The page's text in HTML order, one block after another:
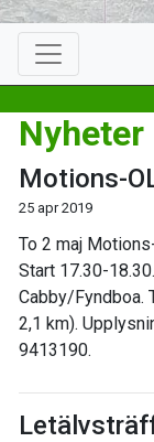
Nyheter
Motions-
25 apr 2019
To 2 maj
Start 17.30-
Cabby/Fyndboa.
2,1 km).
9413190.